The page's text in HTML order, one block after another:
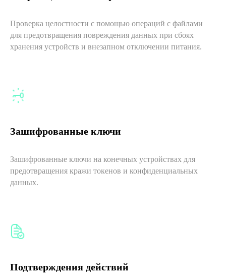
Проверка целостности с помощью операций с файлами
для предотвращения повреждения данных при сбоях
хранения устройств и внезапном отключении питания.
Зашифрованные ключи
Зашифрованные ключи на конечных устройствах для
предотвращения кражи токенов и конфиденциальных
данных.
Подтверждения действий